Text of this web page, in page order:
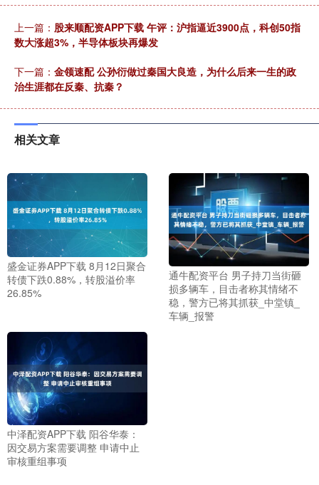
上一篇： 股来顺配资APP下载 午评：沪指逼近3900点，科创50指
数大涨超3%，半导体板块再爆发
下一篇： 金领速配 公孙衍做过秦国大良造，为什么后来一生的政
治生涯都在反秦、抗秦？
相关文章
盛金证券APP下载 8月12日聚合
转债下跌0.88%，转股溢价率
26.85%
通牛配资平台 男子持刀当街砸
损多辆车，目击者称其情绪不
稳，警方已将其抓获_中堂镇_
车辆_报警
中泽配资APP下载 阳谷华泰：
因交易方案需要调整 申请中止
审核重组事项